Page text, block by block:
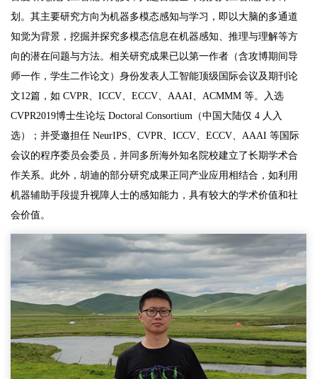
划。其主要研究方向为机器多模态感知与学习，即以大脑的多通道
知觉为背景，挖掘并探究多模态信息在机器感知、推理与理解等方
向的潜在问题与方法。相关研究成果已以第一作者（含攻博期间导
师一作，学生二作论文）身份发表人工智能顶级国际会议及期刊论
文12篇，如 CVPR、ICCV、ECCV、AAAI、ACMMM 等。入选
CVPR2019博士生论坛 Doctoral Consortium（中国大陆仅 4 人入
选）；并受邀担任 NeurIPS、CVPR、ICCV、ECCV、AAAI 等国际
会议的程序委员会委员，并同多所海外知名院校建立了长期学术合
作关系。此外，胡迪的部分研究成果正同产业应用相结合，如利用
机器辅助手段提升视障人士的感知能力，具有较大的学术价值和社
会价值。